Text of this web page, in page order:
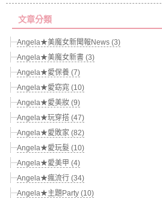
文章分類
Angela★美魔女新聞報News (3)
Angela★美魔女新書 (3)
Angela★愛保養 (7)
Angela★愛窈窕 (10)
Angela★愛美妝 (9)
Angela★玩穿搭 (47)
Angela★愛敗家 (82)
Angela★愛玩髮 (10)
Angela★愛美甲 (4)
Angela★瘋流行 (34)
Angela★主題Party (10)